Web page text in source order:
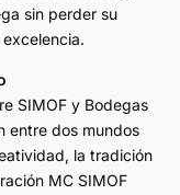
sin perder su
SIMOF y Bodegas
entre dos mundos
la tradición
MC SIMOF